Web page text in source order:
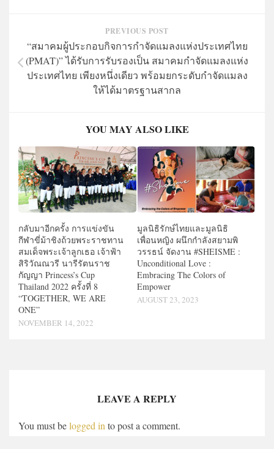
PREVIOUS POST
“สมาคมผู้ประกอบกิจการกำจัดแมลงแห่งประเทศไทย
(PMAT)” ได้รับการรับรองเป็น สมาคมกำจัดแมลงแห่ง
ประเทศไทย เพียงหนึ่งเดียว พร้อมยกระดับกำจัดแมลง
ให้ได้มาตรฐานสากล
YOU MAY ALSO LIKE
กลับมาอีกครั้ง การแข่งขัน
กีฬาขี่ม้าชิงถ้วยพระราชทาน
สมเด็จพระเจ้าลูกเธอ เจ้าฟ้า
สิริวัณณวรี นารีรัตนราช
กัญญา Princess’s Cup
Thailand 2022 ครั้งที่ 8
“TOGETHER, WE ARE
ONE”
NOVEMBER 14, 2022
มูลนิธิรักษ์ไทยและมูลนิธิ
เพื่อนหญิง ผนึกกำลังสยามพิ
วรรธน์ จัดงาน #SHEISME :
Unconditional Love :
Embracing The Colors of
Empower
AUGUST 23, 2023
LEAVE A REPLY
You must belogged in to post a comment.